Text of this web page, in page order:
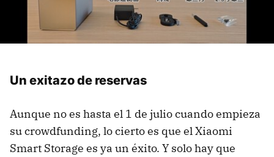
Un exitazo de reservas
Aunque no es hasta el 1 de julio cuando empieza
su crowdfunding, lo cierto es que el Xiaomi
Smart Storage es ya un éxito. Y solo hay que